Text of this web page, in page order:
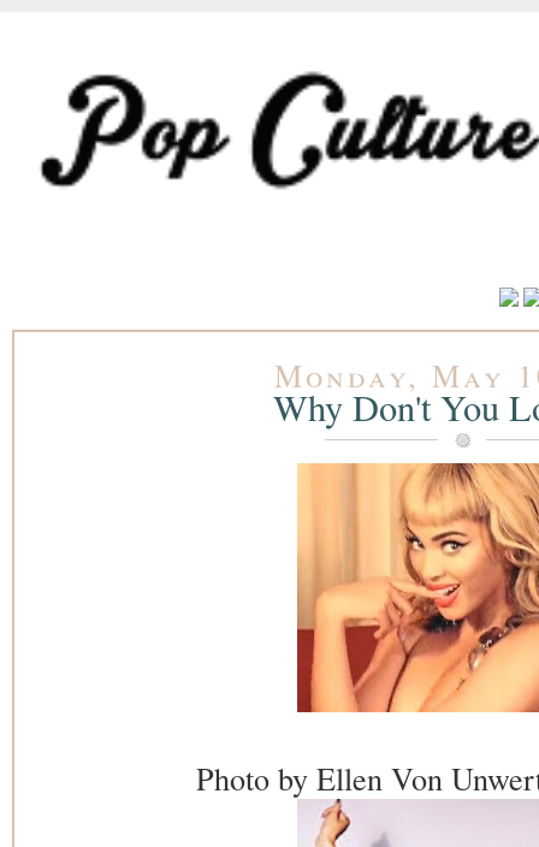
Monday, May
Why Don't You
Photo by Ellen Von